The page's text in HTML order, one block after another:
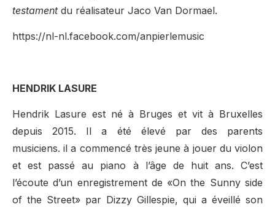
testamentdu réalisateur Jaco Van Dormael.
https://nl-nl.facebook.com/anpierlemusic
HENDRIK LASURE
Hendrik Lasure est né à Bruges et vit à Bruxelles
depuis 2015. Il a été élevé par des parents
musiciens. il a commencé très jeune à jouer du violon
et est passé au piano à l’âge de huit ans. C’est
l’écoute d’un enregistrement de «On the Sunny side
of the Street» par Dizzy Gillespie, qui a éveillé son